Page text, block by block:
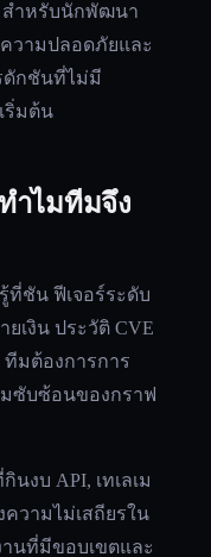
สำหรับนักพัฒนา
วามปลอดภัยและ
ดักชันที่ไม่มี
ริ่มต้น
ำไมทีมจึง
ที่ชัน ฟีเจอร์ระดับ
เงิน ประวัติ CVE
ทีมต้องการการ
ซับซ้อนของกราฟ
งบ API, เทเลเม
ความไม่เสถียรใน
นที่มีขอบเขตและ